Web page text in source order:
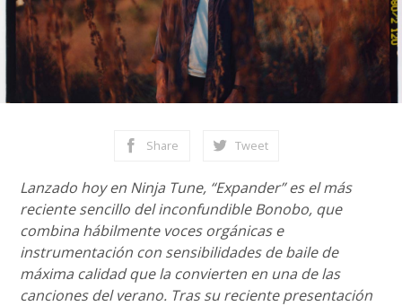
Share Tweet
Lanzado hoy en Ninja Tune, “Expander” es el más
reciente sencillo del inconfundible Bonobo, que
combina hábilmente voces orgánicas e
instrumentación con sensibilidades de baile de
máxima calidad que la convierten en una de las
canciones del verano. Tras su reciente presentación